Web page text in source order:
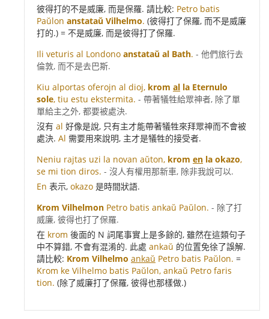
彼得打的不是威廉, 而是保羅. 請比較: Petro batis
Paŭlon anstataŭ Vilhelmo. (彼得打了保羅, 而不是威廉
打的.) = 不是威廉, 而是彼得打了保羅.
Ili veturis al Londono anstataŭ al Bath. - 他們旅行去
倫敦, 而不是去巴斯.
Kiu alportas oferojn al dioj, krom al la Eternulo
sole, tiu estu ekstermita. - 帶著犠牲給眾神者, 除了單
單給主之外, 都要被處決.
沒有 al 好像是說, 只有主才能帶著犠牲來拜眾神而不會被
處決. Al 需要用來說明, 主才是犠牲的接受者.
Neniu rajtas uzi la novan aŭton, krom en la okazo,
se mi tion diros. - 沒人有權用那新車, 除非我說可以.
En 表示, okazo 是時間狀語.
Krom Vilhelmon Petro batis ankaŭ Paŭlon. - 除了打
威廉, 彼得也打了保羅.
在 krom 後面的 N 詞尾事實上是多餘的, 雖然在這類句子
中不算錯, 不會有混淆的. 此處 ankaŭ 的位置免徐了誤解.
請比較: Krom Vilhelmo ankaŭ Petro batis Paŭlon. =
Krom ke Vilhelmo batis Paŭlon, ankaŭ Petro faris
tion. (除了威廉打了保羅, 彼得也那樣做.)